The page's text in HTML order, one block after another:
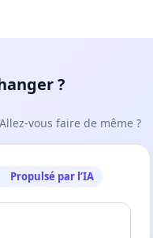
?
vous faire de même ?
Propulsé par l’IA